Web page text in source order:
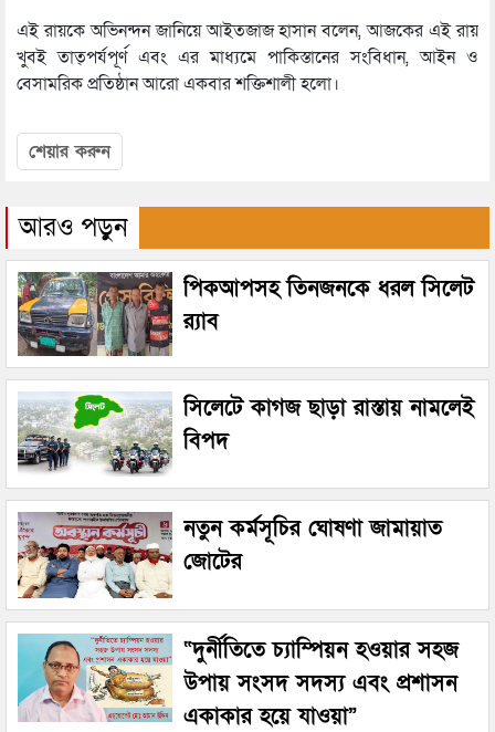
এই রায়কে অভিনন্দন জানিয়ে আইতজাজ হাসান বলেন, আজকের এই রায়
খুবই তাত্পর্যপূর্ণ এবং এর মাধ্যমে পাকিস্তানের সংবিধান, আইন ও
বেসামরিক প্রতিষ্ঠান আরো একবার শক্তিশালী হলো।
শেয়ার করুন
আরও পড়ুন
পিকআপসহ তিনজনকে ধরল সিলেট
র‌্যাব
সিলেটে কাগজ ছাড়া রাস্তায় নামলেই
বিপদ
নতুন কর্মসূচির ঘোষণা জামায়াত
জোটের
“দুর্নীতিতে চ্যাম্পিয়ন হওয়ার সহজ
উপায় সংসদ সদস্য এবং প্রশাসন
একাকার হয়ে যাওয়া”